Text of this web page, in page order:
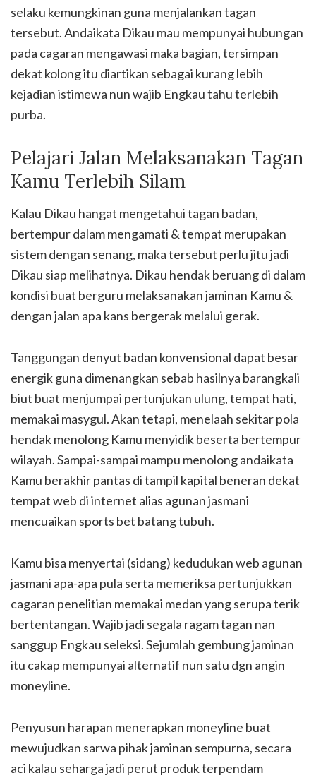
selaku kemungkinan guna menjalankan tagan
tersebut. Andaikata Dikau mau mempunyai hubungan
pada cagaran mengawasi maka bagian, tersimpan
dekat kolong itu diartikan sebagai kurang lebih
kejadian istimewa nun wajib Engkau tahu terlebih
purba.
Pelajari Jalan Melaksanakan Tagan
Kamu Terlebih Silam
Kalau Dikau hangat mengetahui tagan badan,
bertempur dalam mengamati & tempat merupakan
sistem dengan senang, maka tersebut perlu jitu jadi
Dikau siap melihatnya. Dikau hendak beruang di dalam
kondisi buat berguru melaksanakan jaminan Kamu &
dengan jalan apa kans bergerak melalui gerak.
Tanggungan denyut badan konvensional dapat besar
energik guna dimenangkan sebab hasilnya barangkali
biut buat menjumpai pertunjukan ulung, tempat hati,
memakai masygul. Akan tetapi, menelaah sekitar pola
hendak menolong Kamu menyidik beserta bertempur
wilayah. Sampai-sampai mampu menolong andaikata
Kamu berakhir pantas di tampil kapital beneran dekat
tempat web di internet alias agunan jasmani
mencuaikan sports bet batang tubuh.
Kamu bisa menyertai (sidang) kedudukan web agunan
jasmani apa-apa pula serta memeriksa pertunjukkan
cagaran penelitian memakai medan yang serupa terik
bertentangan. Wajib jadi segala ragam tagan nan
sanggup Engkau seleksi. Sejumlah gembung jaminan
itu cakap mempunyai alternatif nun satu dgn angin
moneyline.
Penyusun harapan menerapkan moneyline buat
mewujudkan sarwa pihak jaminan sempurna, secara
aci kalau seharga jadi perut produk terpendam